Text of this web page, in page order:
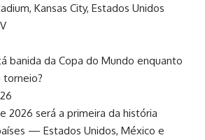
Kansas City, Estados Unidos
banida da Copa do Mundo enquanto
torneio?
2026 será a primeira da história
— Estados Unidos, México e